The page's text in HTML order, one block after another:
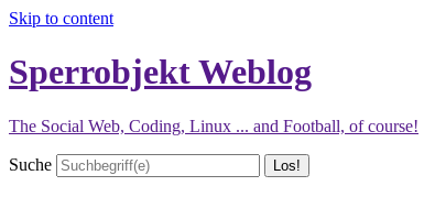
Skip to content
Sperrobjekt Weblog
The Social Web, Coding, Linux ... and Football, of course!
Suche